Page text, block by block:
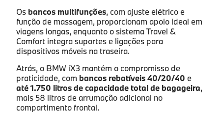
Os bancos multifunções, com ajuste elétrico e
função de massagem, proporcionam apoio ideal em
viagens longas, enquanto o sistema Travel &
Comfort integra suportes e ligações para
dispositivos móveis na traseira.
Atrás, o BMW iX3 mantém o compromisso de
praticidade, com bancos rebatíveis 40/20/40 e
até 1.750 litros de capacidade total de bagageira,
mais 58 litros de arrumação adicional no
compartimento frontal.